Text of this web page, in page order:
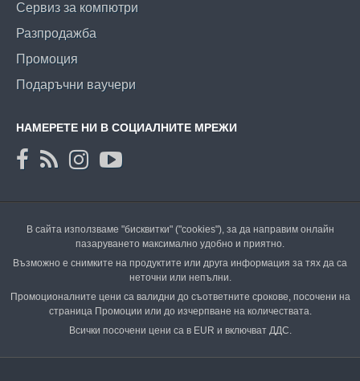
Сервиз за компютри
Разпродажба
Промоция
Подаръчни ваучери
НАМЕРЕТЕ НИ В СОЦИАЛНИТЕ МРЕЖИ
В сайта използваме "бисквитки" ("cookies"), за да направим онлайн
пазаруването максимално удобно и приятно.
Възможно е снимките на продуктите или друга информация за тях да са
неточни или непълни.
Промоционалните цени са валидни до съответните срокове, посочени на
страница Промоции или до изчерпване на количествата.
Всички посочени цени са в EUR и включват ДДС.